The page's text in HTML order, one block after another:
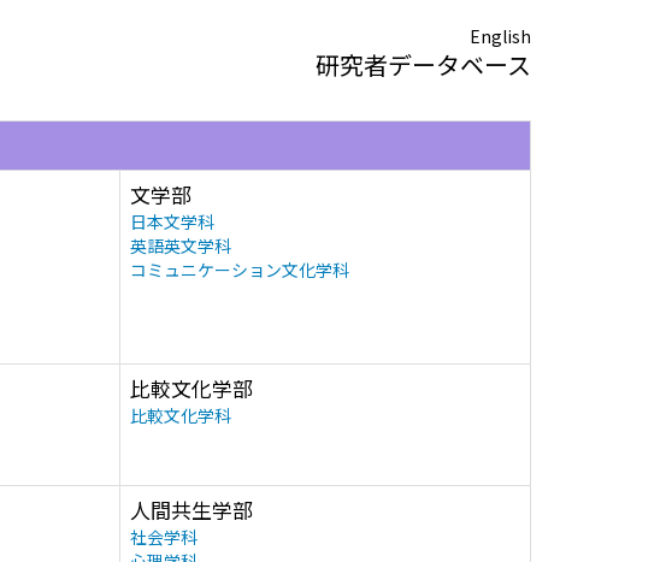
English
研究者データベース
文学部
日本文学科
英語英文学科
コミュニケーション文化学科
比較文化学部
比較文化学科
人間共生学部
社会学科